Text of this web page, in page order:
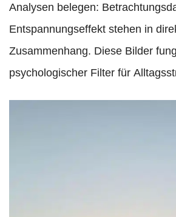
Analysen belegen:
Entspannungseffekt stehen in
Zusammenhang. Diese Bilder
psychologischer Filter für